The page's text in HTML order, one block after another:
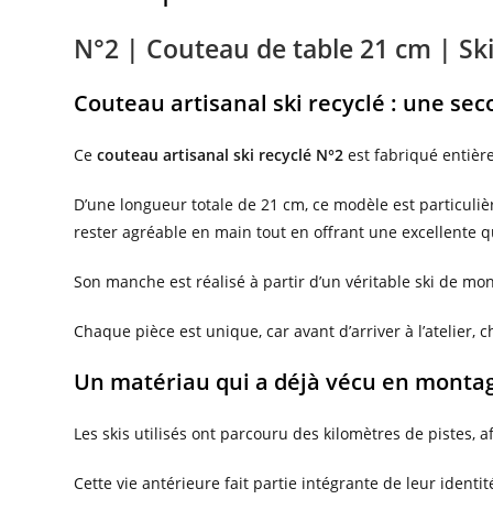
N°2 | Couteau de table 21 cm |
Couteau artisanal ski recyclé : une
Cecouteau artisanal ski recyclé N°2 est fabriqué
D’une longueur totale de 21 cm, ce modèle est
rester agréable en main tout en offrant une excellente
Son manche est réalisé à partir d’un véritable ski de
Chaque pièce est unique, car avant d’arriver à l’atelier,
Un matériau qui a déjà vécu en
Les skis utilisés ont parcouru des kilomètres de pistes,
Cette vie antérieure fait partie intégrante de leur